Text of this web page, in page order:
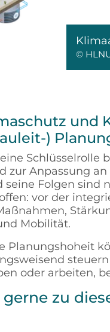
©
und
)
Schlüsselrolle
zur Anpassung
Folgen sind
vor der
Mobilität.
Planungshoheit
oder arbeiten,
zu